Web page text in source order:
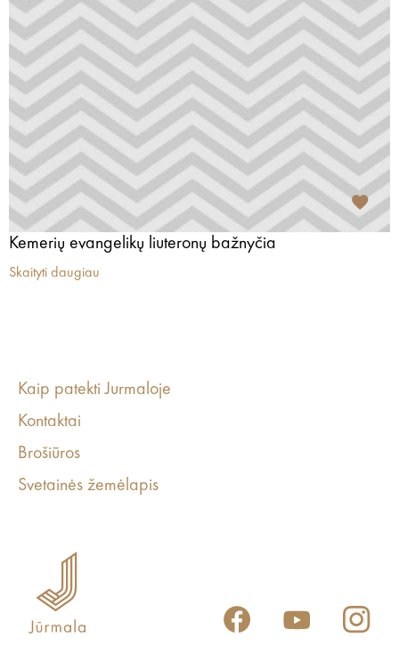
Kemerių evangelikų liuteronų bažnyčia
Skaityti daugiau
Kaip patekti Jurmaloje
Kontaktai
Brošiūros
Svetainės žemėlapis